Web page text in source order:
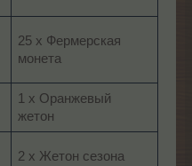
25 х Фермерская
монета
1 х Оранжевый
жетон
2 х Жетон сезона